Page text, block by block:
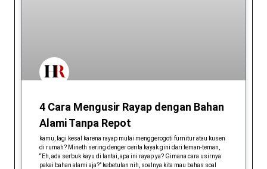
4 Cara Mengusir Rayap dengan Bahan
Alami Tanpa Repot
kamu, lagi kesal karena rayap mulai menggerogoti furnitur atau kusen
di rumah? Mineth sering denger cerita kayak gini dari teman-teman,
“Eh, ada serbuk kayu di lantai, apa ini rayap ya? Gimana cara usirnya
pakai bahan alami aja?” kebetulan nih, soalnya kita mau bahas soal